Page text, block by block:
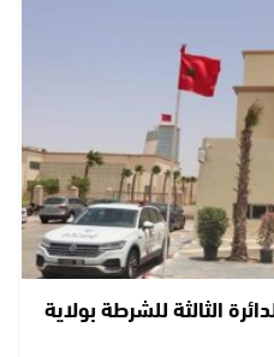
الثالثة للشرطة بولاية